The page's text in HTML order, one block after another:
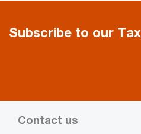
Subscribe to our
Contact us